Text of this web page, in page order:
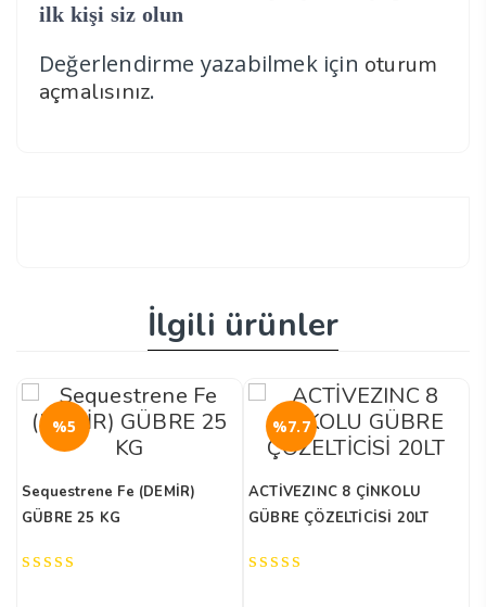
ilk kişi siz olun
Değerlendirme yazabilmek için oturum
açmalısınız.
İlgili ürünler
Sequestrene Fe (DEMİR)
GÜBRE 25 KG
%5
ACTİVEZINC 8 ÇİNKOLU
GÜBRE ÇÖZELTİCİSİ 20LT
%7.7